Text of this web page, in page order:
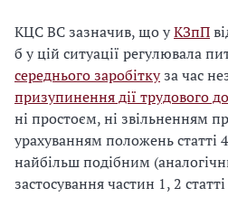
КЦС ВС зазначив, що уКЗпП
б у цій ситуації регулювала
середнього заробіткуза час
призупинення дії трудового
ні простоєм, ні звільненням
урахуванням положень статті
найбільш подібним
застосування частин 1, 2